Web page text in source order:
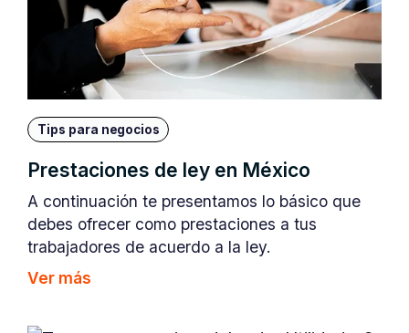
Tips para negocios
Prestaciones de ley en México
A continuación te presentamos lo básico que
debes ofrecer como prestaciones a tus
trabajadores de acuerdo a la ley.
Ver más